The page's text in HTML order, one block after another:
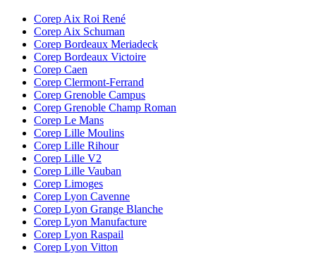
Corep Aix Roi René
Corep Aix Schuman
Corep Bordeaux Meriadeck
Corep Bordeaux Victoire
Corep Caen
Corep Clermont-Ferrand
Corep Grenoble Campus
Corep Grenoble Champ Roman
Corep Le Mans
Corep Lille Moulins
Corep Lille Rihour
Corep Lille V2
Corep Lille Vauban
Corep Limoges
Corep Lyon Cavenne
Corep Lyon Grange Blanche
Corep Lyon Manufacture
Corep Lyon Raspail
Corep Lyon Vitton